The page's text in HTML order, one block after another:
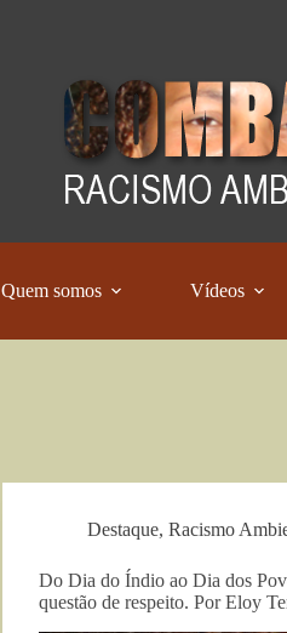
Quem somos Vídeos
Destaque,Racismo
Do Dia do Índio ao Dia dos
questão de respeito. Por Eloy